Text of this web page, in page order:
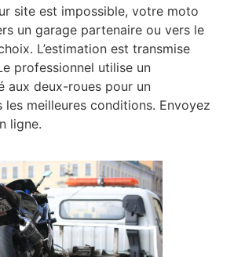
site est impossible, votre moto
un garage partenaire ou vers le
L’estimation est transmise
professionnel utilise un
aux deux-roues pour un
les meilleures conditions. Envoyez
ligne.